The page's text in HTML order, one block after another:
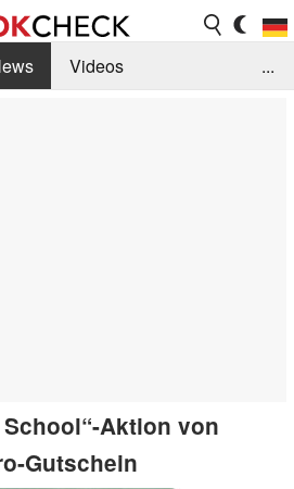
Videos
...
Aktion von
Gutschein